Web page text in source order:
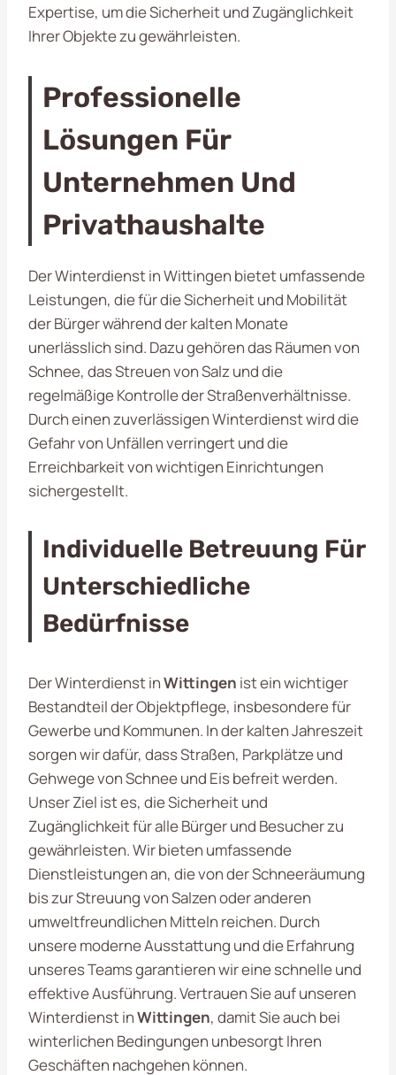
Expertise, um die Sicherheit und Zugänglichkeit
Ihrer Objekte zu gewährleisten.
Professionelle
Lösungen Für
Unternehmen Und
Privathaushalte
Der Winterdienst in Wittingen bietet umfassende
Leistungen, die für die Sicherheit und Mobilität
der Bürger während der kalten Monate
unerlässlich sind. Dazu gehören das Räumen von
Schnee, das Streuen von Salz und die
regelmäßige Kontrolle der Straßenverhältnisse.
Durch einen zuverlässigen Winterdienst wird die
Gefahr von Unfällen verringert und die
Erreichbarkeit von wichtigen Einrichtungen
sichergestellt.
Individuelle Betreuung Für
Unterschiedliche
Bedürfnisse
Der Winterdienst inWittingen ist ein wichtiger
Bestandteil der Objektpflege, insbesondere für
Gewerbe und Kommunen. In der kalten Jahreszeit
sorgen wir dafür, dass Straßen, Parkplätze und
Gehwege von Schnee und Eis befreit werden.
Unser Ziel ist es, die Sicherheit und
Zugänglichkeit für alle Bürger und Besucher zu
gewährleisten. Wir bieten umfassende
Dienstleistungen an, die von der Schneeräumung
bis zur Streuung von Salzen oder anderen
umweltfreundlichen Mitteln reichen. Durch
unsere moderne Ausstattung und die Erfahrung
unseres Teams garantieren wir eine schnelle und
effektive Ausführung. Vertrauen Sie auf unseren
Winterdienst inWittingen, damit Sie auch bei
winterlichen Bedingungen unbesorgt Ihren
Geschäften nachgehen können.